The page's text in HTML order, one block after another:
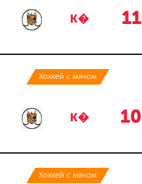
К� 11
Хоккей с мячом
К� 10
Хоккей с мячом